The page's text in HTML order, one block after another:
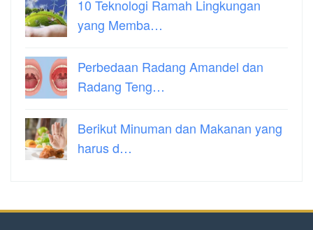
10 Teknologi Ramah Lingkungan
yang Memba…
Perbedaan Radang Amandel dan
Radang Teng…
Berikut Minuman dan Makanan yang
harus d…